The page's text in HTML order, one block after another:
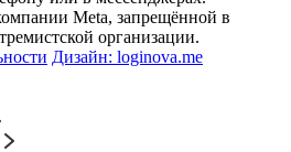
Meta, запрещённой в
организации.
Дизайн: loginova.me